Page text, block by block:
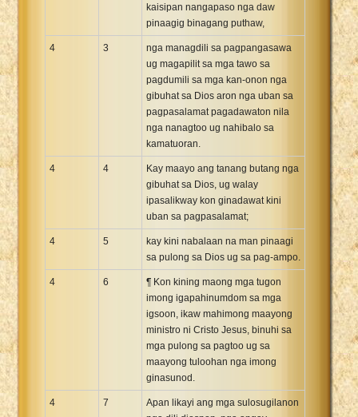
kaisipan nangapaso nga daw
pinaagig binagang puthaw,
4 3
nga managdili sa pagpangasawa
ug magapilit sa mga tawo sa
pagdumili sa mga kan-onon nga
gibuhat sa Dios aron nga uban sa
pagpasalamat pagadawaton nila
nga nanagtoo ug nahibalo sa
kamatuoran.
4 4
Kay maayo ang tanang butang nga
gibuhat sa Dios, ug walay
ipasalikway kon ginadawat kini
uban sa pagpasalamat;
4 5
kay kini nabalaan na man pinaagi
sa pulong sa Dios ug sa pag-ampo.
4 6
¶ Kon kining maong mga tugon
imong igapahinumdom sa mga
igsoon, ikaw mahimong maayong
ministro ni Cristo Jesus, binuhi sa
mga pulong sa pagtoo ug sa
maayong tuloohan nga imong
ginasunod.
4 7
Apan likayi ang mga sulosugilanon